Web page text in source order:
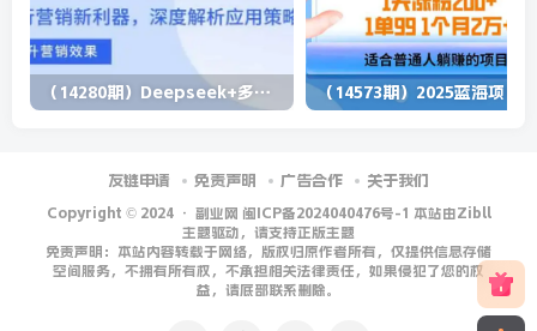
（14280期）Deepseek+多维表格，银行营销新利器，深度解析应用策略，提升营销效果
友链申请 免责声明 广告合作 关于我们
Copyright © 2024 · 副业网 闽ICP备2024040476号-1 本站由Zibll
主题驱动，请支持正版主题
免责声明：本站内容转载于网络，版权归原作者所有，仅提供信息存储
空间服务，不拥有所有权，不承担相关法律责任，如果侵犯了您的权
益，请底部联系删除。